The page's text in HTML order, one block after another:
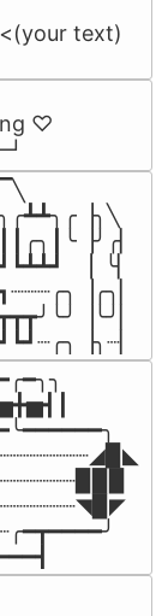
text)
♡
▕  ╰▏